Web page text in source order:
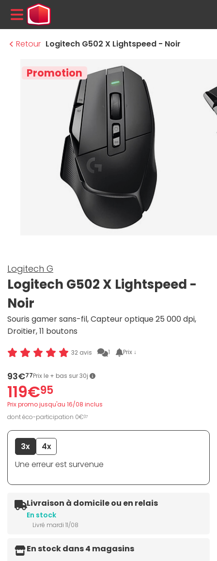
MENU
Retour Logitech G502 X Lightspeed - Noir
Promotion
Logitech G
Logitech G502 X Lightspeed -
Noir
Souris gamer sans-fil, Capteur optique 25 000 dpi,
Droitier, 11 boutons
32 avis 1 Prix ↓
93€77Prix le + bas sur 30j
119€95
Prix promo jusqu'au 16/08 inclus
dont éco-participation 0€07
3x
4x
Une erreur est survenue
Livraison à domicile ou en relais
En stock
Livré mardi 11/08
En stock dans 4 magasins